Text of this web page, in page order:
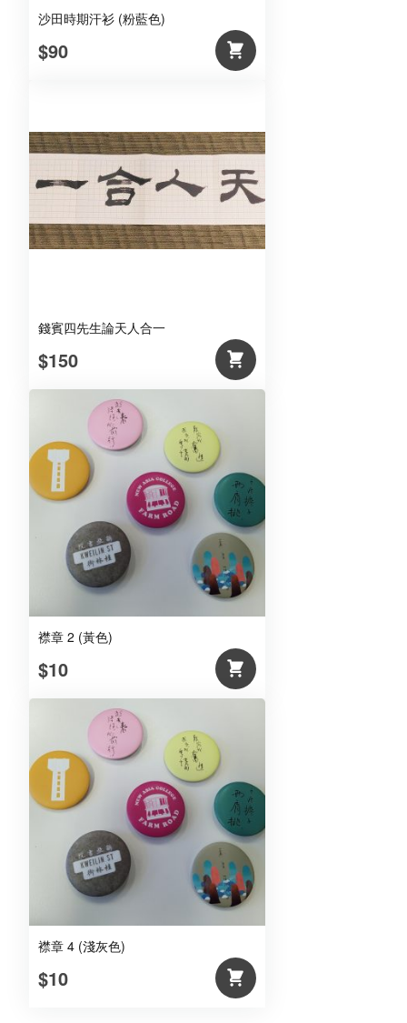
沙田時期汗衫 (粉藍色)
$90
錢賓四先生論天人合一
$150
襟章 2 (黃色)
$10
襟章 4 (淺灰色)
$10